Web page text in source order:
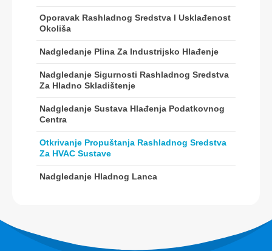
Oporavak Rashladnog Sredstva I Usklađenost
Okoliša
Nadgledanje Plina Za Industrijsko Hlađenje
Nadgledanje Sigurnosti Rashladnog Sredstva
Za Hladno Skladištenje
Nadgledanje Sustava Hlađenja Podatkovnog
Centra
Otkrivanje Propuštanja Rashladnog Sredstva
Za HVAC Sustave
Nadgledanje Hladnog Lanca
R32 senzor
R454B senzor
Naše rješenje
sredstva za HVAC sustave
Nadgledanje sustava hlađenja
Nadgledanje sigurnosti rashladnog
hlađenje